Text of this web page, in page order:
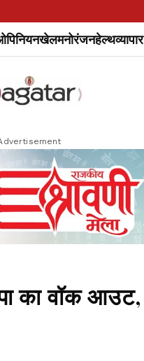
खेलमनोरंजनहेल्थव्यापार
का वॉक आउट,